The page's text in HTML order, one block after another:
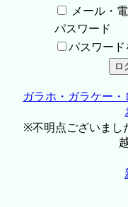
メール・
パスワード
パスワード
ガラホ・ガラケー
※不明点ございまし